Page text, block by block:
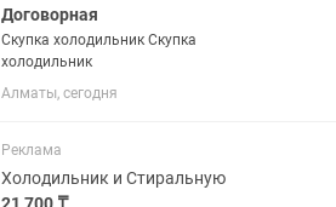
Договорная
Скупка холодильник Скупка
холодильник
Алматы, сегодня
Реклама
Холодильник и Стиральную